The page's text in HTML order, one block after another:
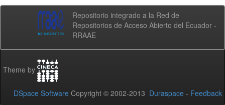
Repositorio integrado a la Red de
Repositorios de Acceso Abierto del Ecuador -
RRAAE
Theme by
DSpace Software Copyright © 2002-2013 Duraspace - Feedback